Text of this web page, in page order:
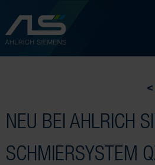
NEU BEI AHLRICH
SCHMIERSYSTEM